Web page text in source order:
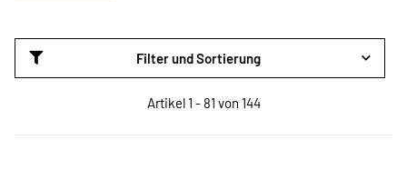
Filter und Sortierung
Artikel 1 - 81 von 144